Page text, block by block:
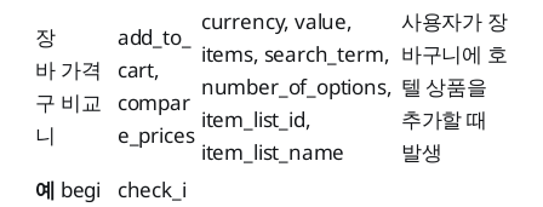
장
바
구
니
가격
비교
add_to_
cart,
compar
e_prices
currency, value,
items, search_term,
number_of_options,
item_list_id,
item_list_name
사용자가 장
바구니에 호
텔 상품을
추가할 때
발생
예 begi
check_i